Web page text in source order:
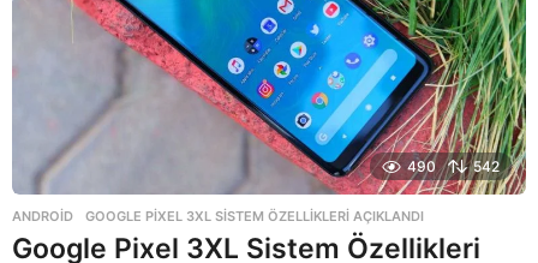
490 542
ANDROID GOOGLE PIXEL 3XL SISTEM ÖZELLIKLERI AÇIKLANDI
Google Pixel 3XL Sistem Özellikleri